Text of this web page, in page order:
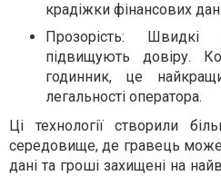
крадіжки фінансових
Прозорість: Швидкі
підвищують довіру.
годинник, це
легальності оператора.
Ці технології створили
середовище, де гравець
дані та гроші захищені на